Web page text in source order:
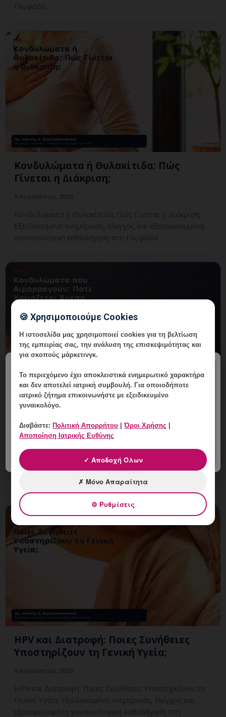
Γλυφάδα.
Κονδυλώματα ή Θυλακίτιδα: Πώς
Γίνεται η Διάκριση;
Κονδυλώματα ή Θυλακίτιδα: Πώς Γίνεται η Διάκριση;
Εξειδικευμένη ενημέρωση, έλεγχος και εξατομικευμένη
γυναικολογική καθοδήγηση στη Γλυφάδα.
Κονδυλώματα που Αιμορραγούν: Πότε
Χρειάζεται Άμεσο Ραντεβού;
8 Αυγούστου, 2026
Άμεσο Ραντεβού; Εξειδικευμένη ενημέρωση, έλεγχος και
εξατομικευμένη γυναικολογική καθοδήγηση στη
HPV και Διατροφή: Ποιες Συνήθειες
Υποστηρίζουν τη Γενική Υγεία;
HPV και Διατροφή: Ποιες Συνήθειες Υποστηρίζουν τη
Γενική Υγεία; Εξειδικευμένη ενημέρωση, έλεγχος και
εξατομικευμένη γυναικολογική καθοδήγηση στη
🍪 Χρησιμοποιούμε Cookies
Η ιστοσελίδα μας χρησιμοποιεί cookies για τη βελτίωση
της εμπειρίας σας, την ανάλυση της επισκεψιμότητας και
για σκοπούς μάρκετινγκ.
Το περιεχόμενο έχειαποκλειστικά ενημερωτικό χαρακτήρα
και δεν αποτελεί ιατρική συμβουλή. Για οποιοδήποτε
ιατρικό ζήτημα επικοινωνήστε με εξειδικευμένο
γυναικολόγο.
Διαβάστε: Πολιτική Απορρήτου |Όροι Χρήσης
Αποποίηση Ιατρικής Ευθύνης
✓ Αποδοχή Όλων
✗ Μόνο Απαραίτητα
⚙ Ρυθμίσεις